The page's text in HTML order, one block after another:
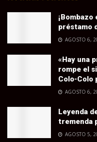
préstamo
AGOSTO 6,
«Hay una
rompe el
Colo-Colo
AGOSTO 6,
Leyenda
tremenda
AGOSTO 5,